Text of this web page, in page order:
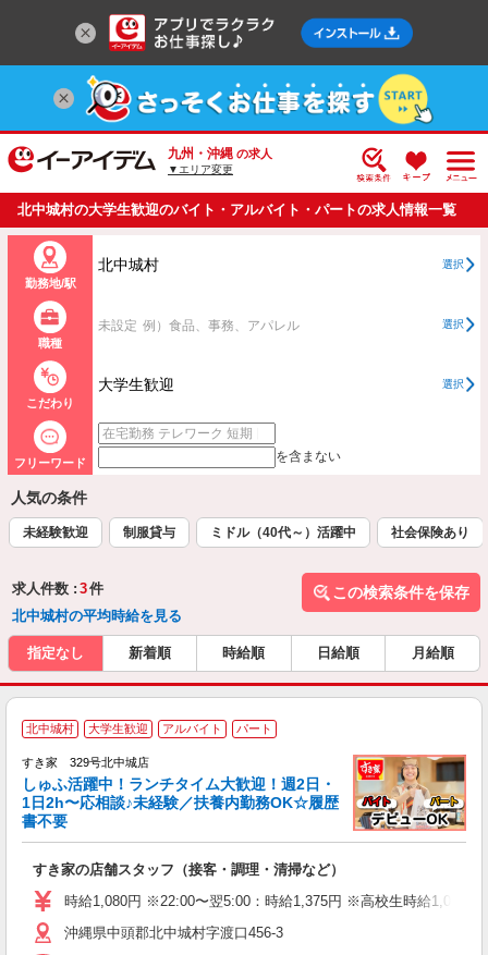
九州・沖縄 の求人
▼エリア変更
北中城村の大学生歓迎のバイト・アルバイト・パートの求人情報一覧
勤務地/駅
北中城村 選択
職種
未設定 例）食品、事務、アパレル 選択
こだわり
大学生歓迎 選択
フリーワード を含まない
人気の条件
未経験歓迎 制服貸与 ミドル（40代～）活躍中 社会保険あり
求人件数 : 3件
北中城村の平均時給を見る
この検索条件を保存
指定なし 新着順 時給順 日給順 月給順
北中城村 大学生歓迎 アルバイト パート
すき家 329号北中城店
しゅふ活躍中！ランチタイム大歓迎！週2日・
1日2h〜応相談♪未経験／扶養内勤務OK☆履歴
書不要
すき家の店舗スタッフ（接客・調理・清掃など）
時給1,080円 ※22:00〜翌5:00：時給1,375円 ※高校生時給1,023
沖縄県中頭郡北中城村字渡口456-3